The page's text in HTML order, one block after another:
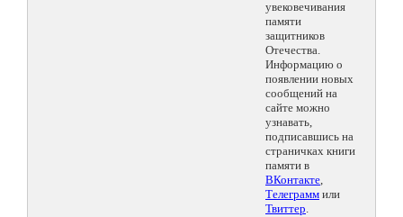
увековечивания
памяти
защитников
Отечества.
Информацию о
появлении новых
сообщений на
сайте можно
узнавать,
подписавшись на
страничках книги
памяти в
ВКонтакте,
Телеграмм или
Твиттер.